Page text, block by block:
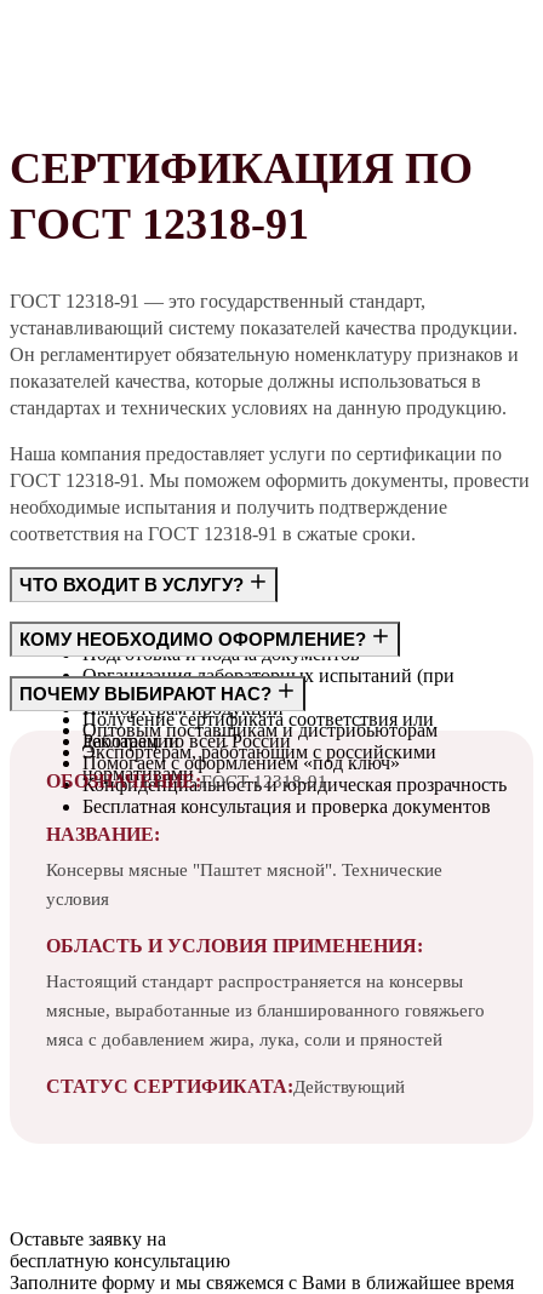
СЕРТИФИКАЦИЯ ПО
ГОСТ 12318-91
ГОСТ 12318-91 — это государственный стандарт,
устанавливающий систему показателей качества продукции.
Он регламентирует обязательную номенклатуру признаков и
показателей качества, которые должны использоваться в
стандартах и технических условиях на данную продукцию.
Наша компания предоставляет услуги по сертификации по
ГОСТ 12318-91. Мы поможем оформить документы, провести
необходимые испытания и получить подтверждение
соответствия на ГОСТ 12318-91 в сжатые сроки.
ЧТО ВХОДИТ В УСЛУГУ?
Консультация по требованиям ГОСТ
Подготовка и подача документов
Организация лабораторных испытаний (при
необходимости)
Получение сертификата соответствия или
декларации
КОМУ НЕОБХОДИМО ОФОРМЛЕНИЕ?
Производителям
Импортёрам продукции
Оптовым поставщикам и дистрибьюторам
Экспортёрам, работающим с российскими
нормативами
ПОЧЕМУ ВЫБИРАЮТ НАС?
Работаем по всей России
Помогаем с оформлением «под ключ»
Конфиденциальность и юридическая прозрачность
Бесплатная консультация и проверка документов
ОБОЗНАЧЕНИЕ:ГОСТ 12318-91
НАЗВАНИЕ:
Консервы мясные "Паштет мясной". Технические
условия
ОБЛАСТЬ И УСЛОВИЯ ПРИМЕНЕНИЯ:
Настоящий стандарт распространяется на консервы
мясные, выработанные из бланшированного говяжьего
мяса с добавлением жира, лука, соли и пряностей
СТАТУС СЕРТИФИКАТА:Действующий
Оставьте заявку на
бесплатную консультацию
Заполните форму и мы свяжемся с Вами в ближайшее время